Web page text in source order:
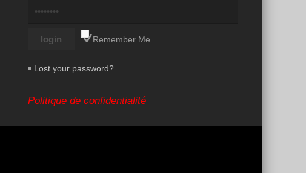
Remember Me
Lost your password?
Politique de confidentialité